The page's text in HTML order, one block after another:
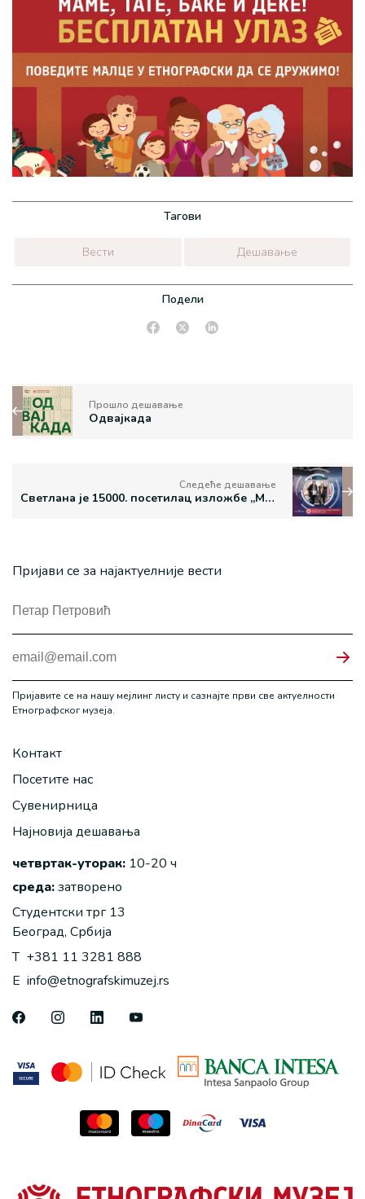
Тагови
Вести Дешавање
Подели
Прошло дешавање
Одвајкада
Следеће дешавање
Светлана је 15000. посетилац изложбе „Меморија“
Пријави се за најактуелније вести
Пријавите се на нашу мејлинг листу и сазнајте први све актуелности
Етнографског музеја.
Контакт
Посетите нас
Сувенирница
Најновија дешавања
четвртак-уторак: 10-20 ч
среда:затворено
Студентски трг 13
Београд, Србија
T +381 11 3281 888
E info@etnografskimuzej.rs